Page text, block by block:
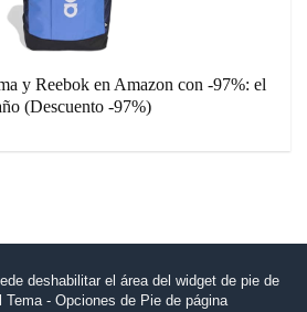
y Reebok en Amazon con -97%: el
(Descuento -97%)
deshabilitar el área del widget de pie de
- Opciones de Pie de página